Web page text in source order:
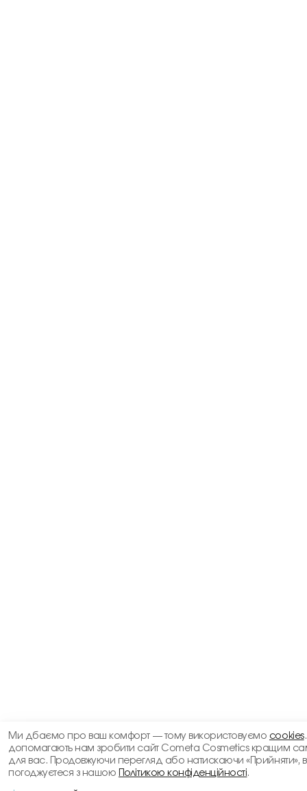
Ми дбаємо про ваш комфорт — тому використовуємо cookies
допомагають нам зробити сайт Cometa Cosmetics кращим
для вас. Продовжуючи перегляд або натискаючи «Прийняти»,
погоджуєтеся з нашою
Політикою конфіденційності.